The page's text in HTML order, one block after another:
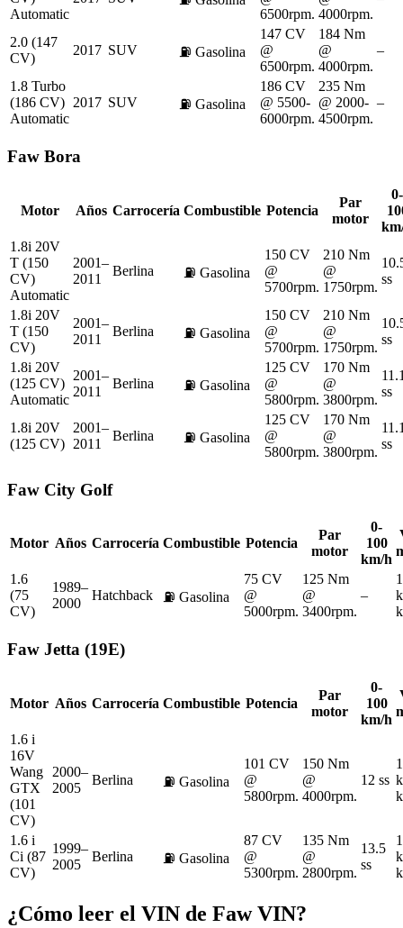
Automatic
6500rpm. 4000rpm.
2.0 (147
CV)
2017 SUV ⛽ Gasolina
147 CV
@
6500rpm.
184 Nm
@
4000rpm.
–
1.8 Turbo
(186 CV)
Automatic
2017 SUV ⛽ Gasolina
186 CV
@ 5500-
6000rpm.
235 Nm
@ 2000-
4500rpm.
–
Faw Bora
Motor Años Carrocería Combustible Potencia
Par
motor
0-
1.8i 20V
T (150
CV)
Automatic
2001–
2011
Berlina ⛽ Gasolina
150 CV
@
5700rpm.
210 Nm
@
1750rpm.
ss
1.8i 20V
T (150
CV)
2001–
2011
Berlina ⛽ Gasolina
150 CV
@
5700rpm.
210 Nm
@
1750rpm.
ss
1.8i 20V
(125 CV)
Automatic
2001–
2011
Berlina ⛽ Gasolina
125 CV
@
5800rpm.
170 Nm
@
3800rpm.
ss
1.8i 20V
(125 CV)
2001–
2011
Berlina ⛽ Gasolina
125 CV
@
5800rpm.
170 Nm
@
3800rpm.
ss
Faw City Golf
Motor Años Carrocería Combustible Potencia
Par
motor
0-
100
km/h
1.6
(75
CV)
1989–
2000
Hatchback ⛽ Gasolina
75 CV
@
5000rpm.
125 Nm
@
3400rpm.
–
Faw Jetta (19E)
Motor Años Carrocería Combustible Potencia
Par
motor
0-
100
km/h
1.6 i
16V
Wang
GTX
(101
CV)
2000–
2005
Berlina ⛽ Gasolina
101 CV
@
5800rpm.
150 Nm
@
4000rpm.
12 ss
1.6 i
Ci (87
CV)
1999–
2005
Berlina ⛽ Gasolina
87 CV
@
5300rpm.
135 Nm
@
2800rpm.
13.5
ss
¿Cómo leer el VIN de FawVIN?